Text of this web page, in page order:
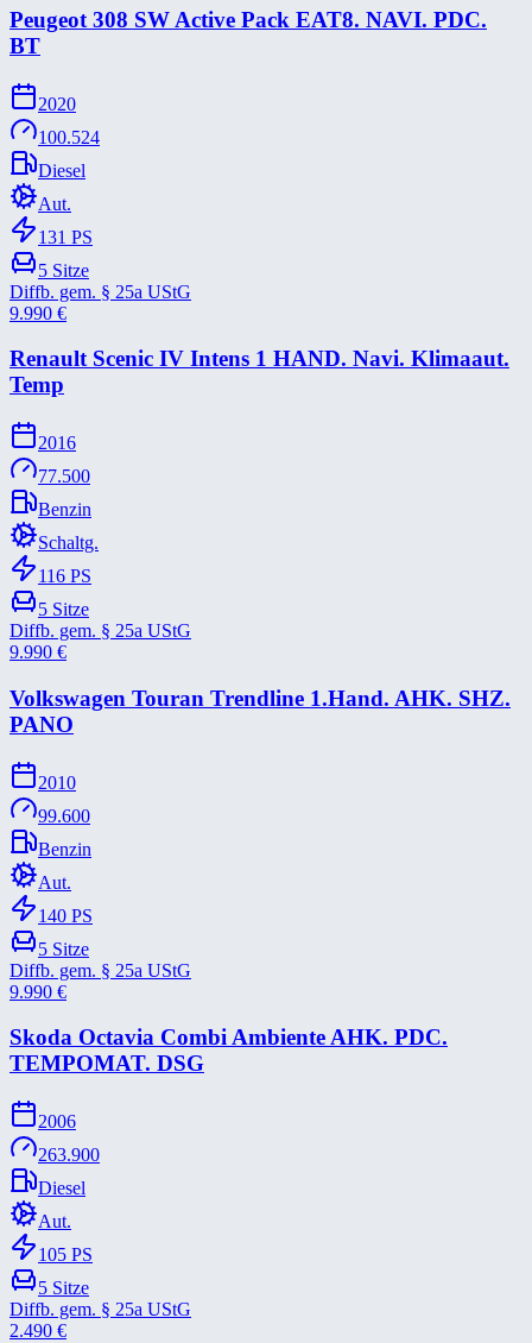
Peugeot 308 SW Active Pack EAT8. NAVI. PDC.
BT
2020
100.524
Diesel
Aut.
131 PS
5 Sitze
Diffb. gem. § 25a UStG
9.990 €
Renault Scenic IV Intens 1 HAND. Navi. Klimaaut.
Temp
2016
77.500
Benzin
Schaltg.
116 PS
5 Sitze
Diffb. gem. § 25a UStG
9.990 €
Volkswagen Touran Trendline 1.Hand. AHK. SHZ.
PANO
2010
99.600
Benzin
Aut.
140 PS
5 Sitze
Diffb. gem. § 25a UStG
9.990 €
Skoda Octavia Combi Ambiente AHK. PDC.
TEMPOMAT. DSG
2006
263.900
Diesel
Aut.
105 PS
5 Sitze
Diffb. gem. § 25a UStG
2.490 €